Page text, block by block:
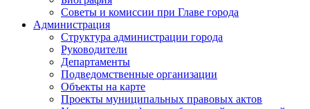
Советы и комиссии при Главе города
Администрация
Структура администрации города
Руководители
Департаменты
Подведомственные организации
Объекты на карте
Проекты муниципальных правовых актов